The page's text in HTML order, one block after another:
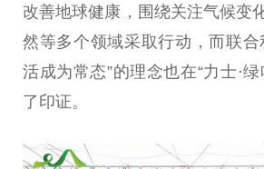
改善地球健康，围绕关注气候变
然等多个领域采取行动，而联合
活成为常态”的理念也在“力士·绿
了印证。